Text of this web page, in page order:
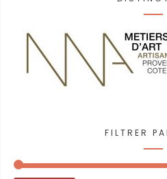
FILTRER